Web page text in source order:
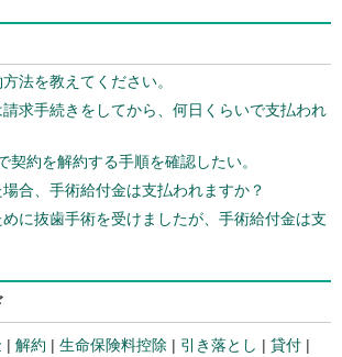
法を教えてください。
求手続きをしてから、何日くらいで支払われ
契約を解約する手順を確認したい。
合、手術給付金は支払われますか？
に抜歯手術を受けましたが、手術給付金は支
| 解約 | 生命保険料控除 | 引き落とし | 貸付 |